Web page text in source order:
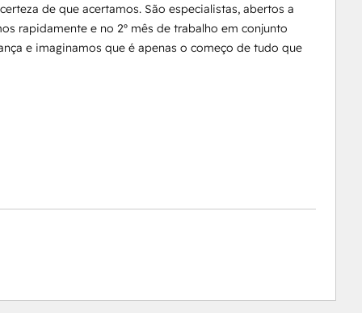
de que acertamos. São especialistas, abertos a
rapidamente e no 2º mês de trabalho em conjunto
e imaginamos que é apenas o começo de tudo que